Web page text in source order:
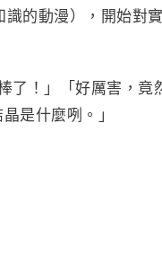
的動漫），開始對實
了！」「好厲害，竟
是什麼咧。」